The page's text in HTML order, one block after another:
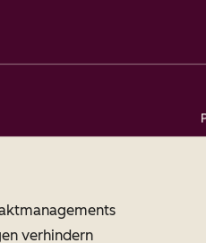
verhindern